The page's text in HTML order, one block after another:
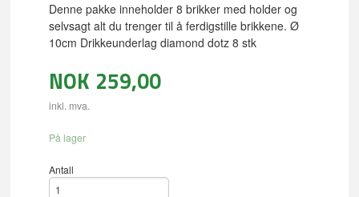
Denne pakke inneholder 8 brikker med holder og
selvsagt alt du trenger til å ferdigstille brikkene. Ø
10cm Drikkeunderlag diamond dotz 8 stk
NOK 259,00
inkl. mva.
På lager
Antall